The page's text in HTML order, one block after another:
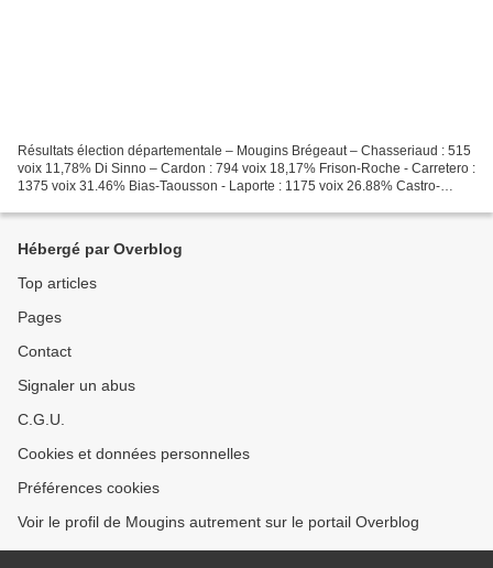
Résultats élection départementale – Mougins Brégeaut – Chasseriaud : 515
voix 11,78% Di Sinno – Cardon : 794 voix 18,17% Frison-Roche - Carretero :
1375 voix 31.46% Bias-Taousson - Laporte : 1175 voix 26.88% Castro-
Hébergé par Overblog
Top articles
Pages
Contact
Signaler un abus
C.G.U.
Cookies et données personnelles
Préférences cookies
Voir le profil de Mougins autrement sur le portail Overblog